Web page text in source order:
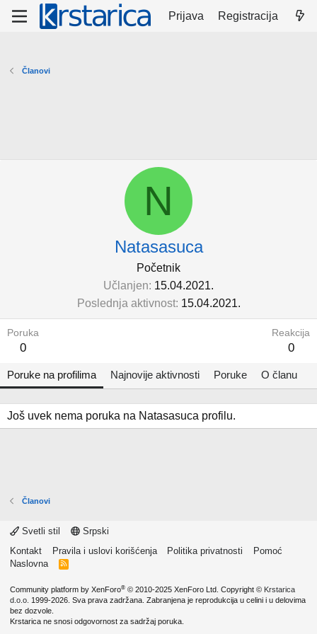
Prijava Registracija
Članovi
N
Natasasuca
Početnik
Učlanjen 15.04.2021.
Poslednja aktivnost 15.04.2021.
Poruka
0
Reakcija
0
Poruke na profilima Najnovije aktivnosti Poruke O članu
Još uvek nema poruka na Natasasuca profilu.
Članovi
Svetli stil
Srpski
Kontakt
Pravila i uslovi korišćenja Politika privatnosti
Pomoć
Naslovna
R
Community platform by XenForo® © 2010-2025 XenForo Ltd. Copyright © Krstarica
d.o.o. 1999-2026. Sva prava zadržana. Zabranjena je reprodukcija u celini i u delovima
bez dozvole.
Krstarica ne snosi odgovornost za sadržaj poruka.